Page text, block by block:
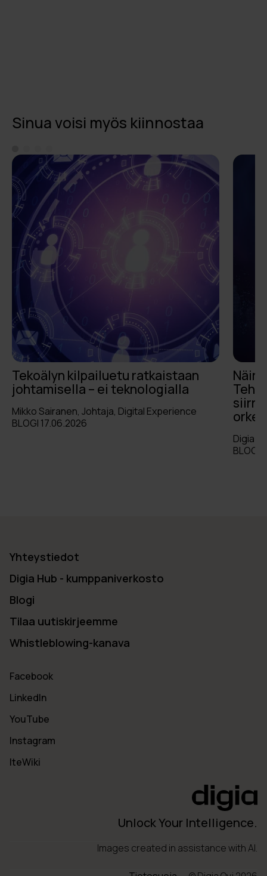
Sinua voisi myös kiinnostaa
Tekoälyn kilpailuetu ratkaistaan
johtamisella – ei teknologialla
Mikko Sairanen, Johtaja, Digital Experience
BLOGI 17.06.2026
Näin
Digia
BLOGI
Yhteystiedot
Digia Hub - kumppaniverkosto
Blogi
Tilaa uutiskirjeemme
Whistleblowing-kanava
Facebook
LinkedIn
YouTube
Instagram
IteWiki
Unlock Your Intelligence.
Images created in assistance with AI.